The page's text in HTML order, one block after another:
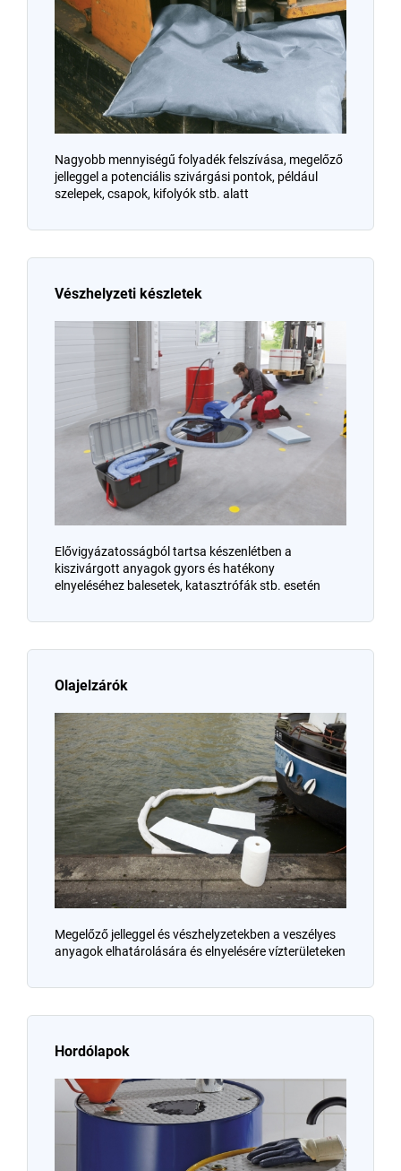
Nagyobb mennyiségű folyadék felszívása, megelőző
jelleggel a potenciális szivárgási pontok, például
szelepek, csapok, kifolyók stb. alatt
Vészhelyzeti készletek
Elővigyázatosságból tartsa készenlétben a
kiszivárgott anyagok gyors és hatékony
elnyeléséhez balesetek, katasztrófák stb. esetén
Olajelzárók
Megelőző jelleggel és vészhelyzetekben a veszélyes
anyagok elhatárolására és elnyelésére vízterületeken
Hordólapok